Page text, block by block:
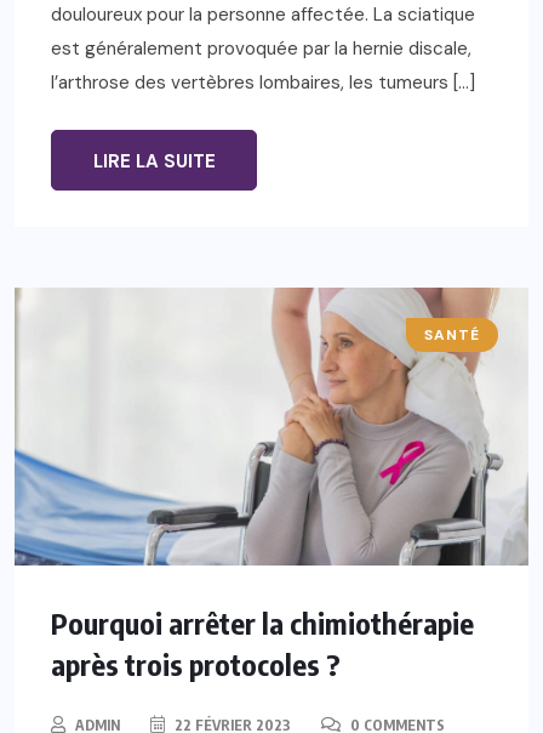
douloureux pour la personne affectée. La sciatique
est généralement provoquée par la hernie discale,
l’arthrose des vertèbres lombaires, les tumeurs […]
LIRE LA SUITE
SANTÉ
Pourquoi arrêter la chimiothérapie
après trois protocoles ?
ADMIN 22 FÉVRIER 2023 0 COMMENTS